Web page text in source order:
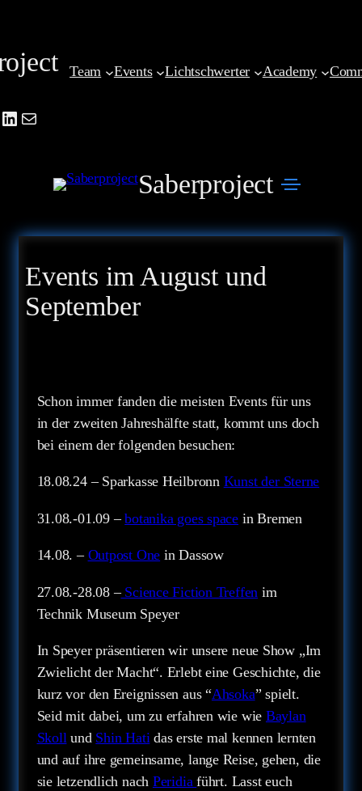
springen
Mail
Team Events Lichtschwerter Academy
Saberproject
Events im August und
September
Schon immer fanden die meisten Events für uns
in der zweiten Jahreshälfte statt, kommt uns doch
bei einem der folgenden besuchen:
18.08.24 – Sparkasse Heilbronn Kunst der Sterne
31.08.-01.09 –botanika goes space in Bremen
14.08. – Outpost One in Dassow
27.08.-28.08 –Science Fiction Treffen im
Technik Museum Speyer
In Speyer präsentieren wir unsere neue Show „Im
Zwielicht der Macht“. Erlebt eine Geschichte, die
kurz vor den Ereignissen aus “Ahsoka” spielt.
Seid mit dabei, um zu erfahren wie wie Baylan
Skollund Shin Hatidas erste mal kennen lernten
und auf ihre gemeinsame, lange Reise, gehen, die
sie letzendlich nach Peridiaführt. Lasst euch